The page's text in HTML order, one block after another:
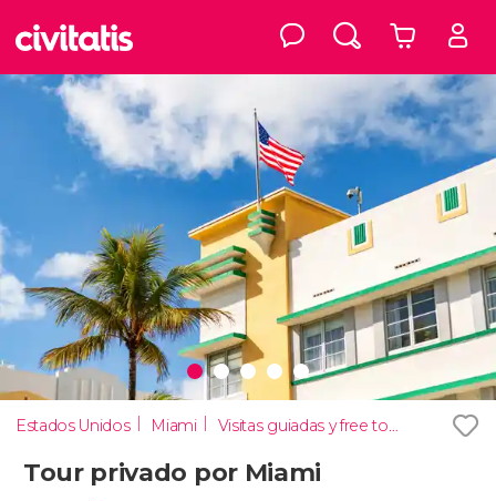
Estados Unidos Miami Visitas guiadas y free tours
Tour privado por Miami